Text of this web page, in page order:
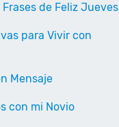
de Feliz Jueves
para Vivir con
Mensaje
con mi Novio